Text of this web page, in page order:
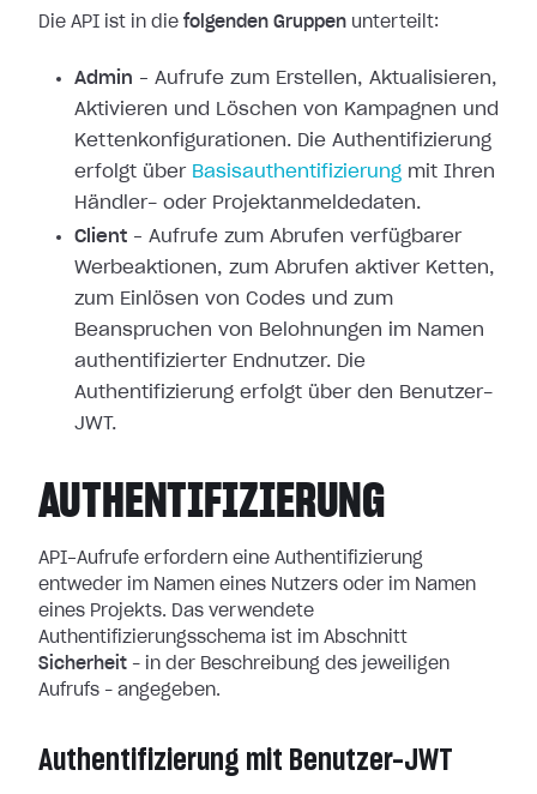
Die API ist in die folgenden Gruppen unterteilt:
Admin – Aufrufe zum Erstellen, Aktualisieren,
Aktivieren und Löschen von Kampagnen und
Kettenkonfigurationen. Die Authentifizierung
erfolgt über Basisauthentifizierung mit Ihren
Händler- oder Projektanmeldedaten.
Client – Aufrufe zum Abrufen verfügbarer
Werbeaktionen, zum Abrufen aktiver Ketten,
zum Einlösen von Codes und zum
Beanspruchen von Belohnungen im Namen
authentifizierter Endnutzer. Die
Authentifizierung erfolgt über den Benutzer-
JWT.
AUTHENTIFIZIERUNG
API-Aufrufe erfordern eine Authentifizierung
entweder im Namen eines Nutzers oder im Namen
eines Projekts. Das verwendete
Authentifizierungsschema ist im Abschnitt
Sicherheit – in der Beschreibung des jeweiligen
Aufrufs – angegeben.
Authentifizierung mit Benutzer-JWT